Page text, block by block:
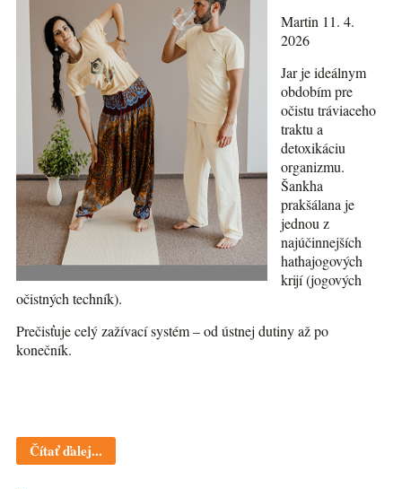
Martin 11. 4.
2026
Jar je ideálnym
obdobím pre
očistu tráviaceho
traktu a
detoxikáciu
organizmu.
Šankha
prakšálana je
jednou z
najúčinnejších
hathajogových
krijí (jogových
očistných techník).
Prečisťuje celý zažívací systém – od ústnej dutiny až po
konečník.
Čítať ďalej...